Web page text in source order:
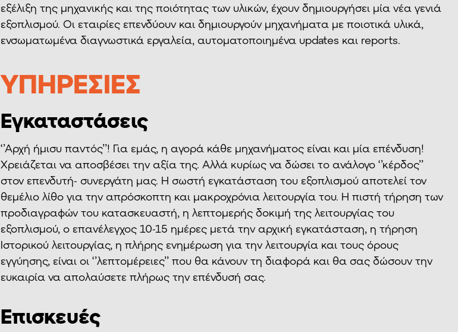
εξέλιξη της μηχανικής και της ποιότητας των υλικών, έχουν δημιουργήσει μία νέα γενιά
εξοπλισμού. Οι εταιρίες επενδύουν και δημιουργούν μηχανήματα με ποιοτικά υλικά,
ενσωματωμένα διαγνωστικά εργαλεία, αυτοματοποιημένα updates και reports.
ΥΠΗΡΕΣΙΕΣ
Εγκαταστάσεις
‘’Αρχή ήμισυ παντός’’! Για εμάς, η αγορά κάθε μηχανήματος είναι και μία επένδυση!
Χρειάζεται να αποσβέσει την αξία της. Αλλά κυρίως να δώσει το ανάλογο ‘’κέρδος’’
στον επενδυτή- συνεργάτη μας. Η σωστή εγκατάσταση του εξοπλισμού αποτελεί τον
θεμέλιο λίθο για την απρόσκοπτη και μακροχρόνια λειτουργία του. Η πιστή τήρηση των
προδιαγραφών του κατασκευαστή, η λεπτομερής δοκιμή της λειτουργίας του
εξοπλισμού, ο επανέλεγχος 10-15 ημέρες μετά την αρχική εγκατάσταση, η τήρηση
Ιστορικού λειτουργίας, η πλήρης ενημέρωση για την λειτουργία και τους όρους
εγγύησης, είναι οι ‘’λεπτομέρειες’’ που θα κάνουν τη διαφορά και θα σας δώσουν την
ευκαιρία να απολαύσετε πλήρως την επένδυσή σας.
Επισκευές